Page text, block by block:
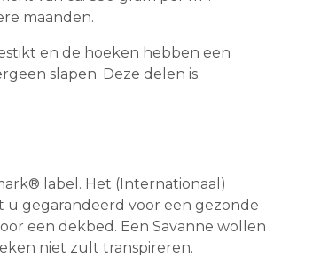
maanden.
en de hoeken hebben een
slapen. Deze delen is
label. Het (Internationaal)
u gegarandeerd voor een gezonde
een dekbed. Een Savanne wollen
niet zult transpireren.